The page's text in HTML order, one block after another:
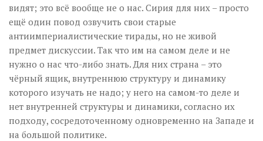
видят; это всё вообще не о нас. Сирия для них – просто
ещё один повод озвучить свои старые
антиимпериалистические тирады, но не живой
предмет дискуссии. Так что им на самом деле и не
нужно о нас что-либо знать. Для них страна – это
чёрный ящик, внутреннюю структуру и динамику
которого изучать не надо; у него на самом-то деле и
нет внутренней структуры и динамики, согласно их
подходу, сосредоточенному одновременно на Западе и
на большой политике.